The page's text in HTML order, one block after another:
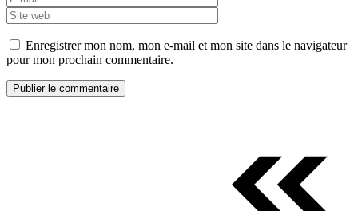
web
Enregistrer mon nom, mon e-mail et mon site dans le navigateur
pour mon prochain commentaire.